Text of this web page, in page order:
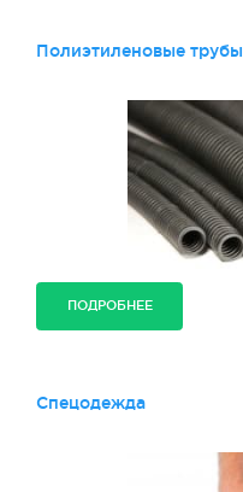
Полиэтиленовые трубы
ПОДРОБНЕЕ
Спецодежда